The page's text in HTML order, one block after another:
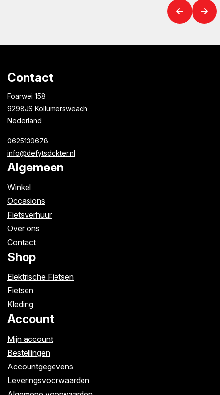
Contact
Foarwei 158
9298JS Kollumersweach
Nederland
0625139678
info@defytsdokter.nl
Algemeen
Winkel
Occasions
Fietsverhuur
Over ons
Contact
Shop
Elektrische Fietsen
Fietsen
Kleding
Account
Mijn account
Bestellingen
Accountgegevens
Leveringsvoorwaarden